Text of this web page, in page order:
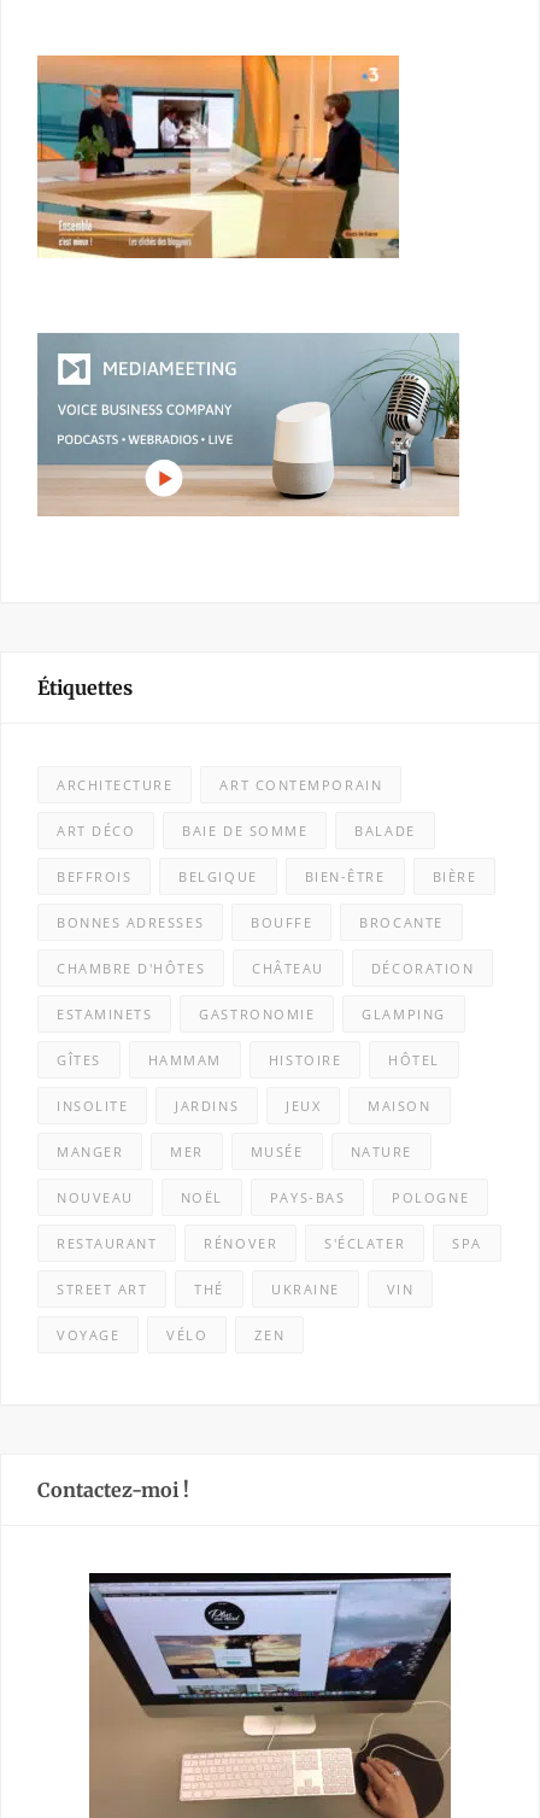
Étiquettes
ARCHITECTURE ART CONTEMPORAIN
ART DÉCO BAIE DE SOMME BALADE
BEFFROIS BELGIQUE BIEN-ÊTRE BIÈRE
BONNES ADRESSES BOUFFE BROCANTE
CHAMBRE D'HÔTES CHÂTEAU DÉCORATION
ESTAMINETS GASTRONOMIE GLAMPING
GÎTES HAMMAM HISTOIRE HÔTEL
INSOLITE JARDINS JEUX MAISON
MANGER MER MUSÉE NATURE
NOUVEAU NOËL PAYS-BAS POLOGNE
RESTAURANT RÉNOVER S'ÉCLATER SPA
STREET ART THÉ UKRAINE VIN
VOYAGE VÉLO ZEN
Contactez-moi !